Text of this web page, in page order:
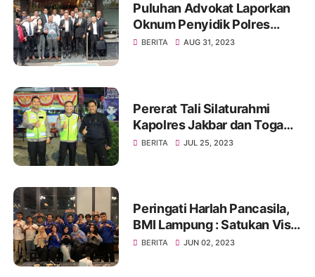
Puluhan Advokat Laporkan
Oknum Penyidik Polres
JAKSEL Ke Propam Mabes
BERITA AUG 31, 2023
Pererat Tali Silaturahmi
Kapolres Jakbar dan Toga
Serta Tomas, Ini Kata Tokoh
BERITA JUL 25, 2023
Peringati Harlah Pancasila,
BMI Lampung : Satukan Visi,
Merajut Persatuan
BERITA JUN 02, 2023